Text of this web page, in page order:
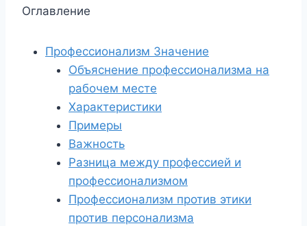
Оглавление
Профессионализм Значение
Объяснение профессионализма на
рабочем месте
Характеристики
Примеры
Важность
Разница между профессией и
профессионализмом
Профессионализм против этики
против персонализма